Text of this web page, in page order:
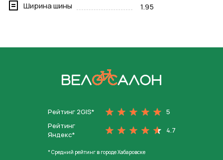
Ширина шины
1.95
Рейтинг 2GIS*
5
Рейтинг
Яндекс*
4.7
* Средний рейтинг в городе Хабаровске